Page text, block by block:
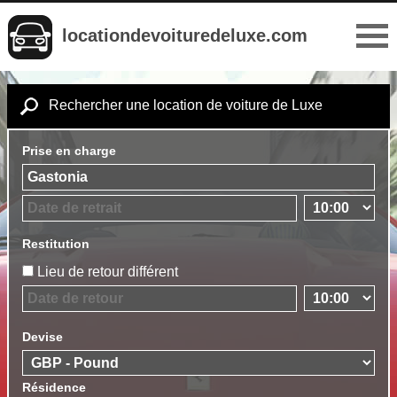
locationdevoituredeluxe.com
Rechercher une location de voiture de Luxe
Prise en charge
Restitution
Lieu de retour différent
Devise
Résidence